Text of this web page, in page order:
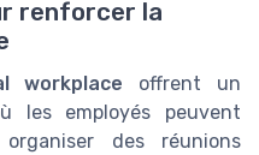
renforcer la
workplace offrent un
les employés peuvent
des réunions